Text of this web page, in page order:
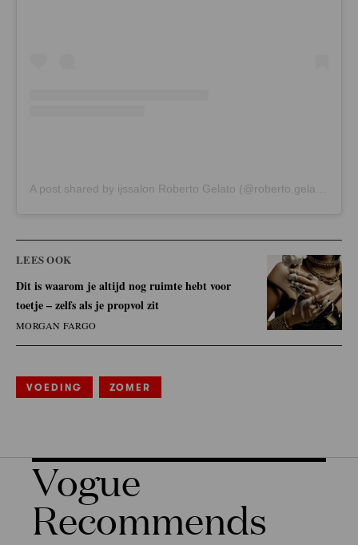
LEES OOK
Dit is waarom je altijd nog ruimte hebt voor
toetje – zelfs als je propvol zit
MORGAN FARGO
VOEDING ZOMER
Vogue
Recommends